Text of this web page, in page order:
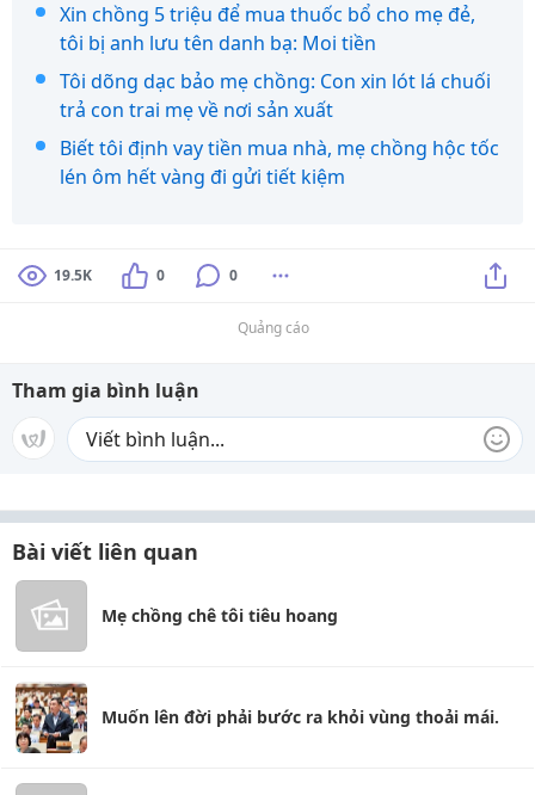
Xin chồng 5 triệu để mua thuốc bổ cho mẹ đẻ,
tôi bị anh lưu tên danh bạ: Moi tiền
Tôi dõng dạc bảo mẹ chồng: Con xin lót lá chuối
trả con trai mẹ về nơi sản xuất
Biết tôi định vay tiền mua nhà, mẹ chồng hộc tốc
lén ôm hết vàng đi gửi tiết kiệm
19.5K 0 0
Quảng cáo
Tham gia bình luận
Bài viết liên quan
Mẹ chồng chê tôi tiêu hoang
Muốn lên đời phải bước ra khỏi vùng thoải mái.